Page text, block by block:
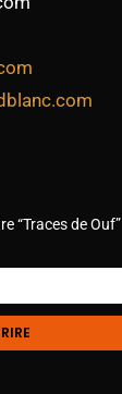
“Traces de Ouf”